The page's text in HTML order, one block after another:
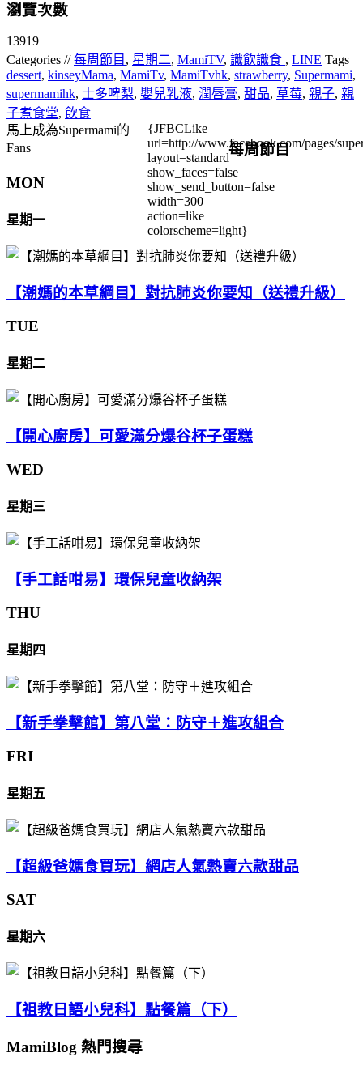
瀏覽次數
13919
Categories //每周節目 , 星期二, MamiTV, 識飲識食 , LINE Tags
dessert, kinseyMama, MamiTv, MamiTvhk, strawberry, Supermami,
supermamihk, 士多啤梨, 嬰兒乳液, 潤唇膏, 甜品, 草莓, 親子, 親
子煮食堂, 飲食
馬上成為Supermami的
Fans
{JFBCLike
url=http://www.facebook.com/pages/
layout=standard
show_faces=false
show_send_button=false
width=300
action=like
colorscheme=light}
每周節目
MON
星期一
【潮媽的本草綱目】對抗肺炎你要知（送禮升級）
TUE
星期二
【開心廚房】可愛滿分爆谷杯子蛋糕
WED
星期三
【手工話咁易】環保兒童收納架
THU
星期四
【新手拳擊館】第八堂：防守＋進攻組合
FRI
星期五
【超級爸媽食買玩】網店人氣熱賣六款甜品
SAT
星期六
【祖教日語小兒科】點餐篇（下）
MamiBlog 熱門搜尋